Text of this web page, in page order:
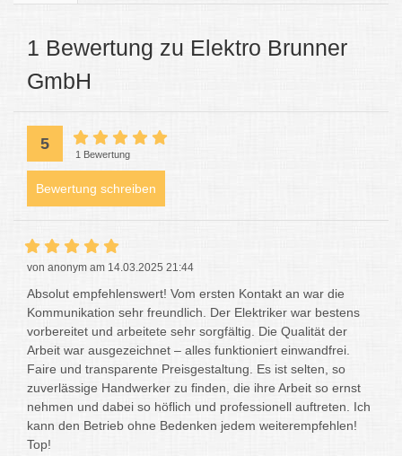
1 Bewertung zu Elektro Brunner
GmbH
5
1 Bewertung
Bewertung schreiben
von anonym am 14.03.2025 21:44
Absolut empfehlenswert! Vom ersten Kontakt an war die
Kommunikation sehr freundlich. Der Elektriker war bestens
vorbereitet und arbeitete sehr sorgfältig. Die Qualität der
Arbeit war ausgezeichnet – alles funktioniert einwandfrei.
Faire und transparente Preisgestaltung. Es ist selten, so
zuverlässige Handwerker zu finden, die ihre Arbeit so ernst
nehmen und dabei so höflich und professionell auftreten. Ich
kann den Betrieb ohne Bedenken jedem weiterempfehlen!
Top!